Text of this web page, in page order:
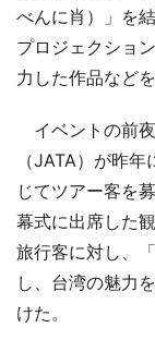
べんに肖）」を
プロジェクショ
力した作品など
イベントの前
（JATA）が昨
じてツアー客を
幕式に出席した
旅行客に対し、
し、台湾の魅力
けた。